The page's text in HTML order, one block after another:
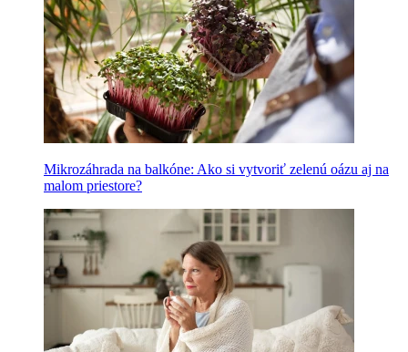
Mikrozáhrada na balkóne: Ako si vytvoriť zelenú oázu aj na
malom priestore?